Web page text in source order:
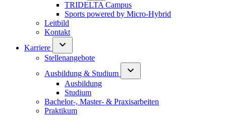
TRIDELTA Campus
Sports powered by Micro-Hybrid
Leitbild
Kontakt
Karriere
Stellenangebote
Ausbildung & Studium
Ausbildung
Studium
Bachelor-, Master- & Praxisarbeiten
Praktikum